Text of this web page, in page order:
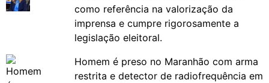
como referência na valorização da
imprensa e cumpre rigorosamente a
legislação eleitoral.
Homem é preso no Maranhão com arma
restrita e detector de radiofrequência em